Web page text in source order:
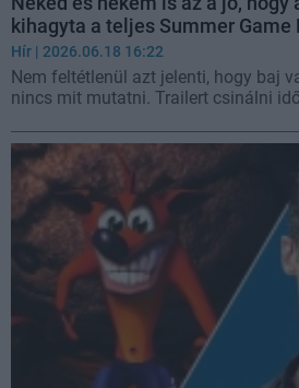
kihagyta a teljes Summer Game
Hír | 2026.06.18 16:22
Nem feltétlenül azt jelenti, hogy baj
nincs mit mutatni. Trailert csinálni